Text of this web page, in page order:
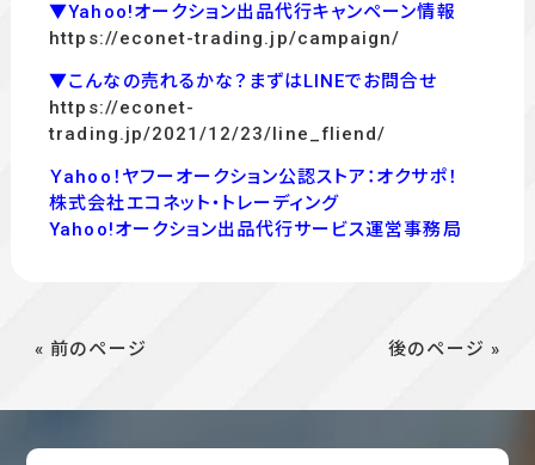
▼Yahoo!オークション出品代行キャンペーン情報
https://econet-trading.jp/campaign/
▼こんなの売れるかな？まずはLINEでお問合せ
https://econet-
trading.jp/2021/12/23/line_fliend/
Ｙahoo！ヤフーオークション公認ストア：オクサポ！
株式会社エコネット・トレーディング
Yahoo!オークション出品代行サービス運営事務局
« 前のページ 後のページ »